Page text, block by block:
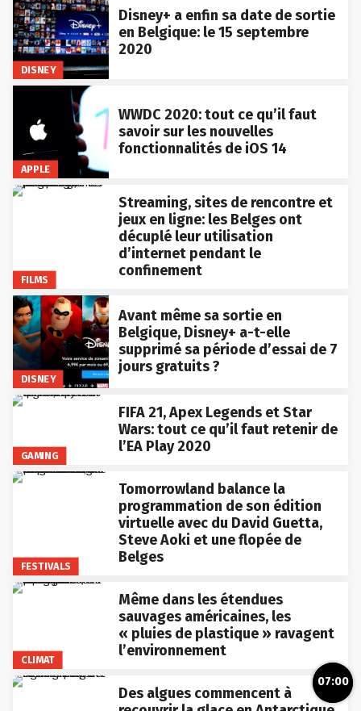
DISNEY
Disney+ a enfin sa date de sortie
en Belgique: le 15 septembre
2020
APPLE
WWDC 2020: tout ce qu’il faut
savoir sur les nouvelles
fonctionnalités de iOS 14
FILMS
Streaming, sites de rencontre et
jeux en ligne: les Belges ont
décuplé leur utilisation
d’internet pendant le
confinement
DISNEY
Avant même sa sortie en
Belgique, Disney+ a-t-elle
supprimé sa période d’essai de 7
jours gratuits ?
GAMING
FIFA 21, Apex Legends et Star
Wars: tout ce qu’il faut retenir de
l’EA Play 2020
FESTIVALS
Tomorrowland balance la
programmation de son édition
virtuelle avec du David Guetta,
Steve Aoki et une flopée de
Belges
CLIMAT
Même dans les étendues
sauvages américaines, les
« pluies de plastique » ravagent
l’environnement
Des algues commencent à
07:00